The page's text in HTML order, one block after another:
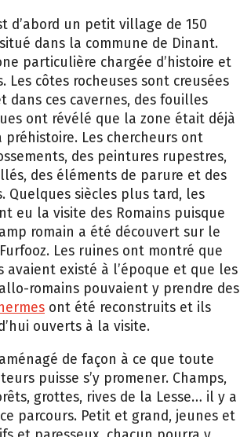
d’abord un petit village de 150
dans la commune de Dinant.
particulière chargée d’histoire et
Les côtes rocheuses sont creusées
dans ces cavernes, des fouilles
ont révélé que la zone était déjà
Les chercheurs ont
des peintures rupestres,
des éléments de parure et des
Quelques siècles plus tard, les
eu la visite des Romains puisque
romain a été découvert sur le
Les ruines ont montré que
avaient existé à l’époque et que les
romains pouvaient y prendre des
ont été reconstruits et ils
ouverts à la visite.
de façon à ce que toute
puisse s’y promener. Champs,
grottes, rives de la Lesse… il y a
parcours. Petit et grand, jeunes et